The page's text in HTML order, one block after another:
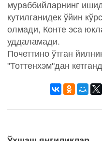
мураббийларнинг
кутилганидек ўйин
олмади, Конте эса
уддаламади.
Почеттино ўтган
"Тоттенхэм"дан